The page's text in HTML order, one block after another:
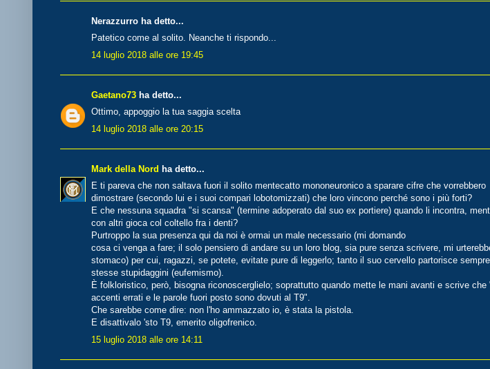
Nerazzurro ha detto...
Patetico come al solito. Neanche ti rispondo...
14 luglio 2018 alle ore 19:45
Gaetano73 ha detto...
Ottimo, appoggio la tua saggia scelta
14 luglio 2018 alle ore 20:15
Mark della Nord ha detto...
E ti pareva che non saltava fuori il solito mentecatto mononeuronico a sparare cifre che vorrebbero
dimostrare (secondo lui e i suoi compari lobotomizzati) che loro vincono perché sono i più forti?
E che nessuna squadra "si scansa" (termine adoperato dal suo ex portiere) quando li incontra,
con altri gioca col coltello fra i denti?
Purtroppo la sua presenza qui da noi è ormai un male necessario (mi domando
cosa ci venga a fare; il solo pensiero di andare su un loro blog, sia pure senza scrivere, mi
stomaco) per cui, ragazzi, se potete, evitate pure di leggerlo; tanto il suo cervello partorisce
stesse stupidaggini (eufemismo).
È folkloristico, però, bisogna riconoscerglielo; soprattutto quando mette le mani avanti e scrive che
accenti errati e le parole fuori posto sono dovuti al T9".
Che sarebbe come dire: non l'ho ammazzato io, è stata la pistola.
E disattivalo 'sto T9, emerito oligofrenico.
15 luglio 2018 alle ore 14:11